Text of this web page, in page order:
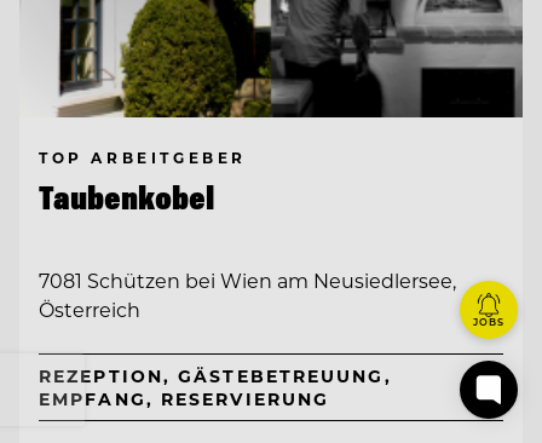
TOP ARBEITGEBER
Taubenkobel
7081 Schützen bei Wien am Neusiedlersee,
Österreich
REZEPTION, GÄSTEBETREUUNG,
EMPFANG, RESERVIERUNG
JOBS